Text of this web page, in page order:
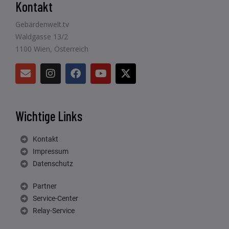
Kontakt
Gebärdenwelt.tv
Waldgasse 13/2
1100 Wien, Österreich
Wichtige Links
Kontakt
Impressum
Datenschutz
Partner
Service-Center
Relay-Service